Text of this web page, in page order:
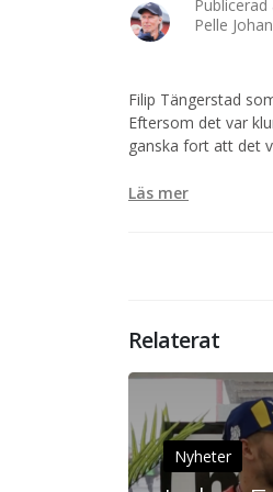
Publicerad
Pelle
Filip Tängerstad
Eftersom det var
ganska fort att det
Läs mer
Relaterat
Nyheter